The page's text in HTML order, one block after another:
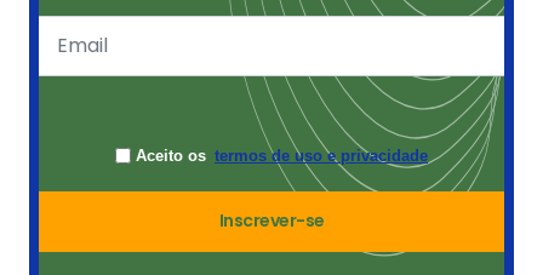
Aceito os termos de uso e privacidade
Inscrever-se